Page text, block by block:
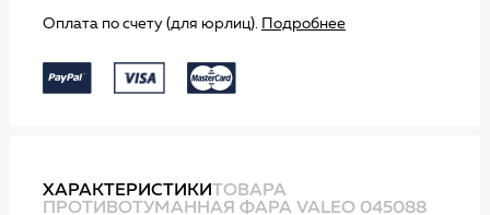
Оплата по счету (для юрлиц). Подробнее
ХАРАКТЕРИСТИКИТОВАРА
ПРОТИВОТУМАННАЯ ФАРА VALEO 045088